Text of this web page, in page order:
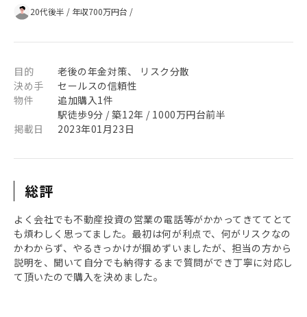
20代後半 / 年収700万円台 /
目的
老後の年金対策、 リスク分散
決め手
セールスの信頼性
物件
追加購入1件
駅徒歩9分 / 築12年 / 1000万円台前半
掲載日
2023年01月23日
総評
よく会社でも不動産投資の営業の電話等がかかってきててとて
も煩わしく思ってました。最初は何が利点で、何がリスクなの
かわからず、やるきっかけが掴めずいましたが、担当の方から
説明を、聞いて自分でも納得するまで質問ができ丁寧に対応し
て頂いたので購入を決めました。